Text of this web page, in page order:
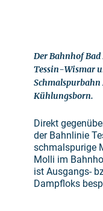
Der Bahnhof
Tessin-Wismar
Kühlungsborn.
Direkt
der Bahnlinie
schmalspurige
Molli im
ist Ausgangs-
Dampfloks